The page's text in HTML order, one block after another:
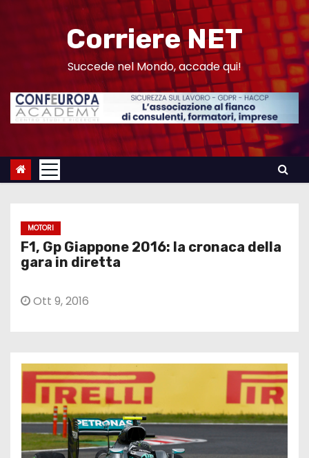
n
Corriere NET
Succede nel Mondo, accade qui!
MOTORI
F1, Gp Giappone 2016: la cronaca della
gara in diretta
Ott 9, 2016